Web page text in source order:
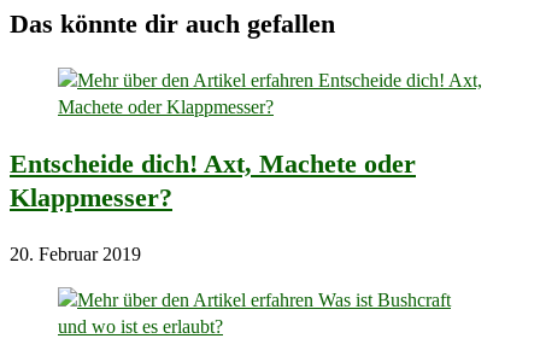
Das könnte dir auch gefallen
Entscheide dich! Axt, Machete oder
Klappmesser?
20. Februar 2019